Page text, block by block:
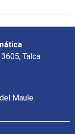
Talca.
Maule